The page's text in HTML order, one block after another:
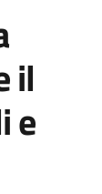
il
e